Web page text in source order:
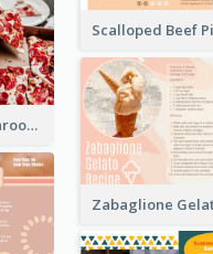
Pepperoni Mushroom Pizza Recipe Card